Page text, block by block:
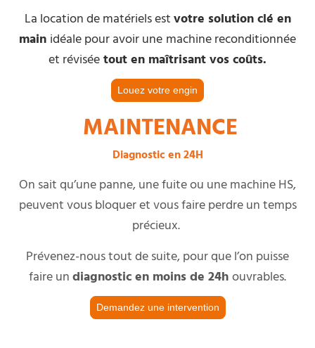
La location de matériels estvotre solution clé en
main idéale pour avoir une machine reconditionnée
et réviséetout en maîtrisant vos coûts.
Louez votre engin
MAINTENANCE
Diagnostic en 24H
On sait qu’une panne, une fuite ou une machine HS,
peuvent vous bloquer et vous faire perdre un temps
précieux.
Prévenez-nous tout de suite, pour que l’on puisse
faire undiagnostic en moins de 24houvrables.
Demandez une intervention